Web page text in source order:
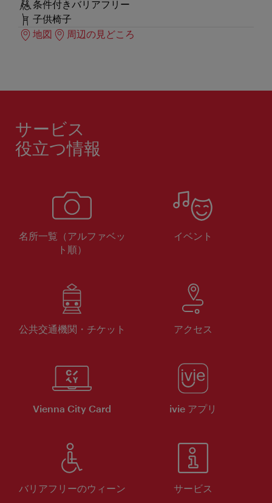
条件付きバリアフリー
子供椅子
地図
周辺の見どころ
サービス
役立つ情報
名所一覧（アルファベッ
ト順）
イベント
公共交通機関・チケット アクセス
Vienna City Card ivie アプリ
バリアフリーのウィーン サービス